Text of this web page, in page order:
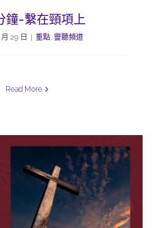
鐘-繫在頸項上
29 日 重點, 靈聽頻道
Read More